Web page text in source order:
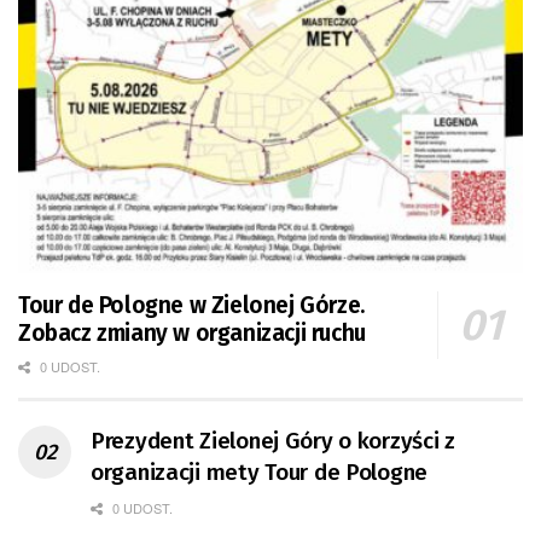
Tour de Pologne w Zielonej Górze.
Zobacz zmiany w organizacji ruchu
0 UDOST.
Prezydent Zielonej Góry o korzyści z
organizacji mety Tour de Pologne
0 UDOST.